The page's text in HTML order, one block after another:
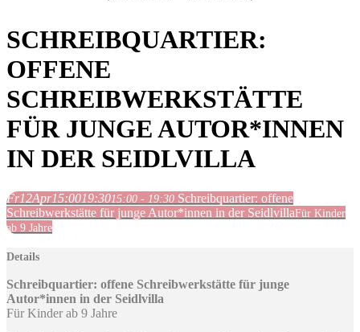
SCHREIBQUARTIER:
OFFENE
SCHREIBWERKSTÄTTE
FÜR JUNGE AUTOR*INNEN
IN DER SEIDLVILLA
Fr12Apr15:0019:3015:00 - 19:30 Schreibquartier: offene
Schreibwerkstätte für junge Autor*innen in der SeidlvillaFür Kinder
ab 9 Jahre
Details
Schreibquartier: offene Schreibwerkstätte für junge
Autor*innen in der Seidlvilla
Für Kinder ab 9 Jahre